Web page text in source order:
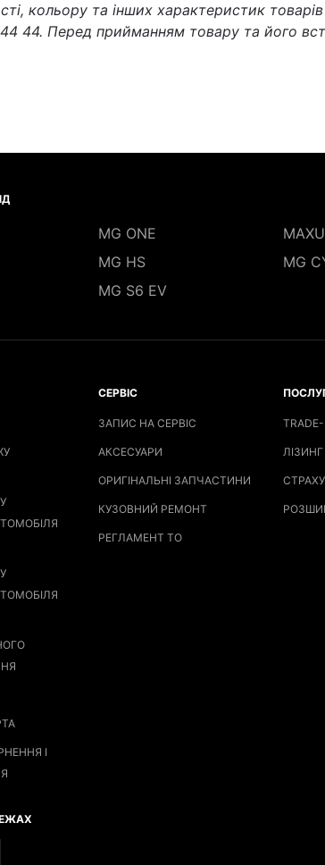
кольору та інших характеристик
44. Перед прийманням товару та його
MG ONE
MG HS
MG
MG S6 EV
І
СЕРВІС
ЗАПИС НА СЕРВІС
АКСЕСУАРИ
ОРИГІНАЛЬНІ ЗАПЧАСТИНИ
КУЗОВНИЙ РЕМОНТ
РЕГЛАМЕНТ ТО
ЛІЗИНГ